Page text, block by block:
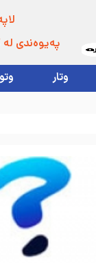
پەیوەندی
وتار